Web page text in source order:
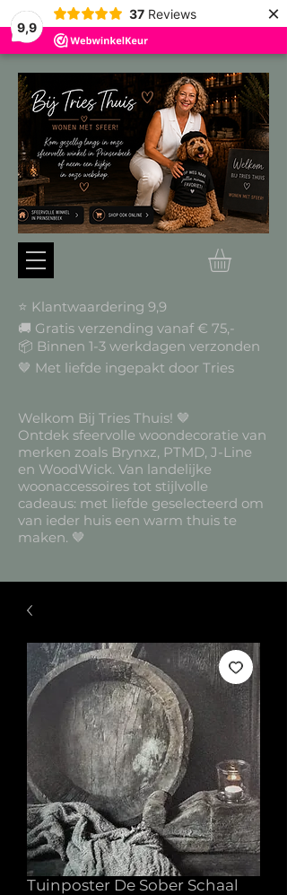
9,9
37 Reviews ×
⭐ Klantwaardering 9,9
🚚 Gratis verzending vanaf € 75,-
📦 Binnen 1-3 werkdagen verzonden
🤎 Met liefde ingepakt door Tries
Welkom Bij Tries Thuis! 🤎
Ontdek sfeervolle woondecoratie van
merken zoals Brynxz, PTMD, J-Line
en WoodWick. Van landelijke
woonaccessoires tot stijlvolle
cadeaus: met liefde geselecteerd om
van ieder huis een warm thuis te
maken. 🤎
Tuinposter De Sober Schaal